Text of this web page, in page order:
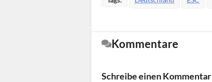
Kommentare
Schreibe einen Kommentar